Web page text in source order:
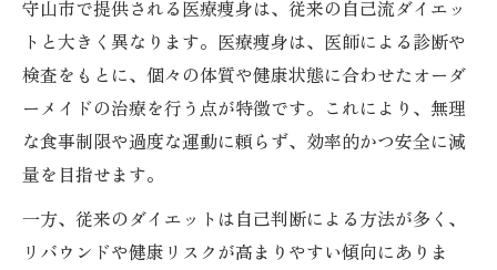
守山市で提供される医療痩身は、従来の自己流ダイエッ
トと大きく異なります。医療痩身は、医師による診断や
検査をもとに、個々の体質や健康状態に合わせたオーダ
ーメイドの治療を行う点が特徴です。これにより、無理
な食事制限や過度な運動に頼らず、効率的かつ安全に減
量を目指せます。
一方、従来のダイエットは自己判断による方法が多く、
リバウンドや健康リスクが高まりやすい傾向にありま